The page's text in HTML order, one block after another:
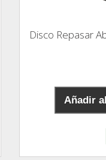
Disco Repasar
Añadir